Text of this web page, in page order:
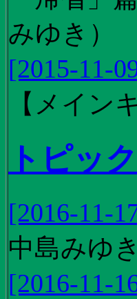
みゆき）
[2015-11-
【メイン
トピッ
[2016-11-
中島みゆ
[2016-11-